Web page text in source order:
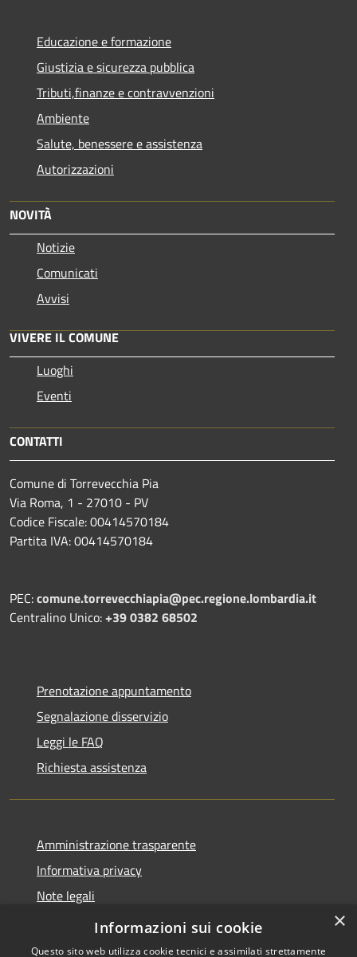
Educazione e formazione
Giustizia e sicurezza pubblica
Tributi,finanze e contravvenzioni
Ambiente
Salute, benessere e assistenza
Autorizzazioni
NOVITÀ
Notizie
Comunicati
Avvisi
VIVERE IL COMUNE
Luoghi
Eventi
CONTATTI
Comune di Torrevecchia Pia
Via Roma, 1 - 27010 - PV
Codice Fiscale: 00414570184
Partita IVA: 00414570184
PEC:comune.torrevecchiapia@pec.regione.lombardia.it
Centralino Unico:+39 0382 68502
Prenotazione appuntamento
Segnalazione disservizio
Leggi le FAQ
Richiesta assistenza
Amministrazione trasparente
Informativa privacy
Note legali
Dichiarazione di accessibilità
×
Informazioni sui cookie
Questo sito web utilizza cookie tecnici e assimilati strettamente